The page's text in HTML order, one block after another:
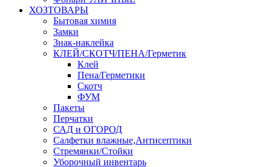
ХОЗТОВАРЫ
Бытовая химия
Замки
Знак-наклейка
КЛЕЙ/СКОТЧ/ПЕНА/Герметик
Клей
Пена/Герметики
Скотч
ФУМ
Пакеты
Перчатки
САД и ОГОРОД
Салфетки влажные,Антисептики
Стремянки/Стойки
Уборочный инвентарь